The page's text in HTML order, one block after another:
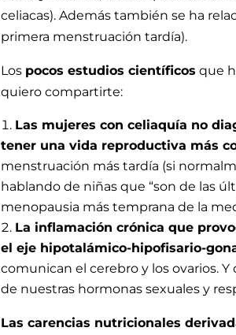
celiacas). Además también se ha
primera menstruación tardía).
Los pocos estudios científicos que
quiero compartirte:
Las mujeres con celiaquía no
tener una vida reproductiva más
menstruación más tardía (si
hablando de niñas que “son de las
menopausia más temprana de la
La inflamación crónica que
el eje hipotalámico-hipofisario-
comunican el cerebro y los ovarios.
de nuestras hormonas sexuales y
Las carencias nutricionales